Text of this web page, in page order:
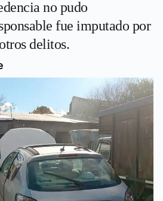
no pudo
fue imputado por
delitos.